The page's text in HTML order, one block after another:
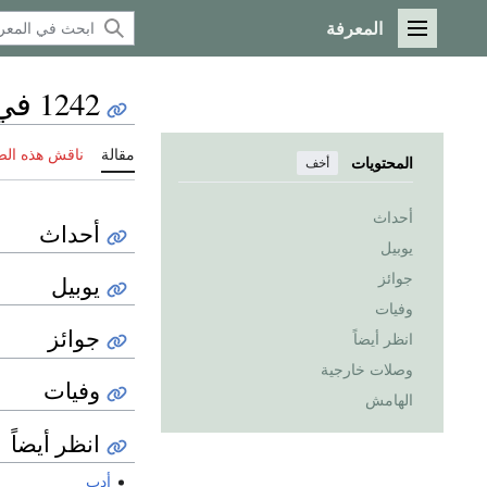
القائمة الرئيسية
المعرفة
المحتويات أخف
أحداث
يوبيل
جوائز
وفيات
انظر أيضاً
وصلات خارجية
الهامش
1242 في الأدب
مقالة ناقش هذه
أحداث
يوبيل
جوائز
وفيات
انظر أيضاً
أدب